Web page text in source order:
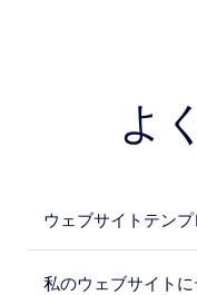
よ
ウェブサイトテン
私のウェブサイト